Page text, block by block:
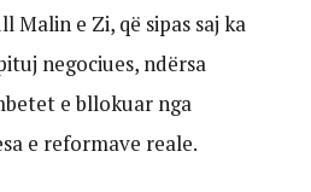
Malin e Zi, që sipas saj ka
negociues, ndërsa
e bllokuar nga
e reformave reale.